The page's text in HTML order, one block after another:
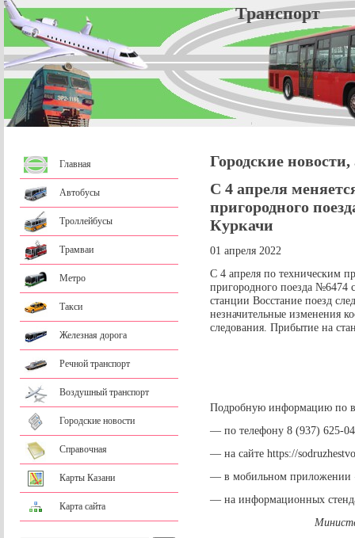
Главная
Автобусы
Троллейбусы
Трамваи
Метро
Такси
Железная дорога
Речной транспорт
Воздушный транспорт
Городские новости
Справочная
Карты Казани
Карта сайта
Городские
С 4 апреля
пригородного
Куркачи
01 апреля 2022
С 4 апреля по техническим
пригородного поезда №6474
станции Восстание поезд
незначительные изменения
следования. Прибытие на
Подробную информацию по
— по телефону 8 (937) 625-
— на сайте https://
— в мобильном
— на информационных